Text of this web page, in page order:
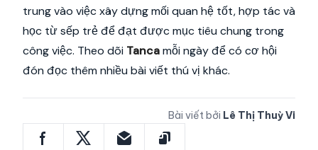
trung vào việc xây dựng mối quan hệ tốt, hợp tác và
học từ sếp trẻ để đạt được mục tiêu chung trong
công việc. Theo dõi Tancamỗi ngày để có cơ hội
đón đọc thêm nhiều bài viết thú vị khác.
Bài viết bởi Lê Thị Thuỳ Vi